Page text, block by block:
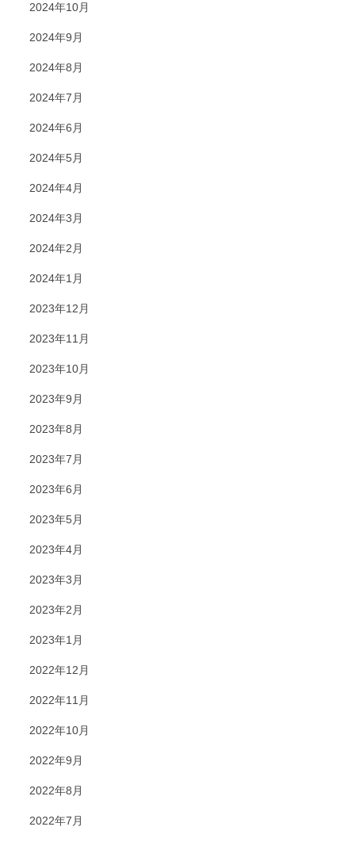
2024年10月
2024年9月
2024年8月
2024年7月
2024年6月
2024年5月
2024年4月
2024年3月
2024年2月
2024年1月
2023年12月
2023年11月
2023年10月
2023年9月
2023年8月
2023年7月
2023年6月
2023年5月
2023年4月
2023年3月
2023年2月
2023年1月
2022年12月
2022年11月
2022年10月
2022年9月
2022年8月
2022年7月